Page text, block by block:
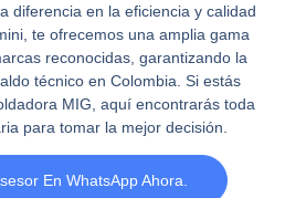
diferencia en la eficiencia y calidad
te ofrecemos una amplia gama
reconocidas, garantizando la
técnico en Colombia. Si estás
MIG, aquí encontrarás toda
para tomar la mejor decisión.
En WhatsApp Ahora.